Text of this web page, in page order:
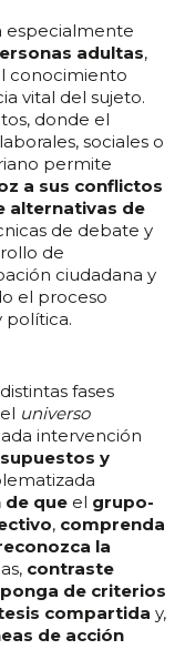
especialmente
adultas,
conocimiento
vital del sujeto.
donde el
sociales o
permite
a sus conflictos
alternativas de
de debate y
de
ciudadana y
el proceso
política.
fases
universo
intervención
y
de que el grupo-
, comprenda
la
contraste
de criterios
compartida y,
de acción